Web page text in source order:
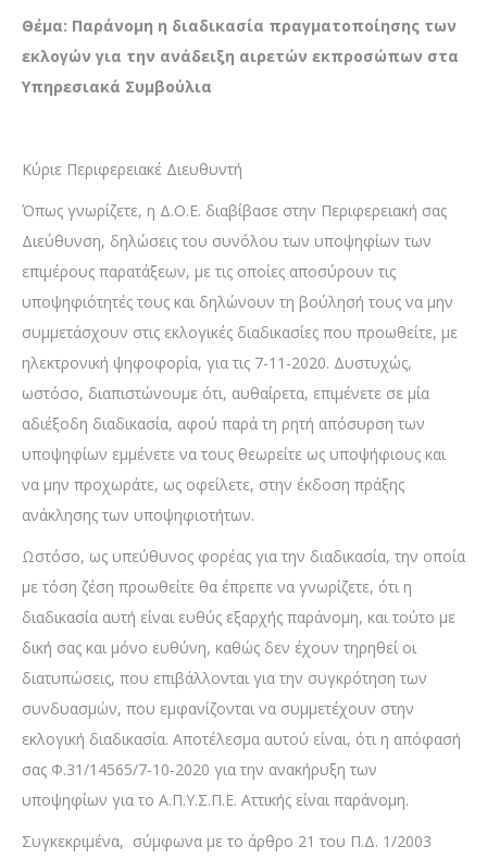
Θέμα: Παράνομη η διαδικασία πραγματοποίησης των
εκλογών για την ανάδειξη αιρετών εκπροσώπων στα
Υπηρεσιακά Συμβούλια
Κύριε Περιφερειακέ Διευθυντή
Όπως γνωρίζετε, η Δ.Ο.Ε. διαβίβασε στην Περιφερειακή σας
Διεύθυνση, δηλώσεις του συνόλου των υποψηφίων των
επιμέρους παρατάξεων, με τις οποίες αποσύρουν τις
υποψηφιότητές τους και δηλώνουν τη βούλησή τους να μην
συμμετάσχουν στις εκλογικές διαδικασίες που προωθείτε, με
ηλεκτρονική ψηφοφορία, για τις 7-11-2020. Δυστυχώς,
ωστόσο, διαπιστώνουμε ότι, αυθαίρετα, επιμένετε σε μία
αδιέξοδη διαδικασία, αφού παρά τη ρητή απόσυρση των
υποψηφίων εμμένετε να τους θεωρείτε ως υποψήφιους και
να μην προχωράτε, ως οφείλετε, στην έκδοση πράξης
ανάκλησης των υποψηφιοτήτων.
Ωστόσο, ως υπεύθυνος φορέας για την διαδικασία, την οποία
με τόση ζέση προωθείτε θα έπρεπε να γνωρίζετε, ότι η
διαδικασία αυτή είναι ευθύς εξαρχής παράνομη, και τούτο με
δική σας και μόνο ευθύνη, καθώς δεν έχουν τηρηθεί οι
διατυπώσεις, που επιβάλλονται για την συγκρότηση των
συνδυασμών, που εμφανίζονται να συμμετέχουν στην
εκλογική διαδικασία. Αποτέλεσμα αυτού είναι, ότι η απόφασή
σας Φ.31/14565/7-10-2020 για την ανακήρυξη των
υποψηφίων για το Α.Π.Υ.Σ.Π.Ε. Αττικής είναι παράνομη.
Συγκεκριμένα, σύμφωνα με το άρθρο 21 του Π.Δ. 1/2003